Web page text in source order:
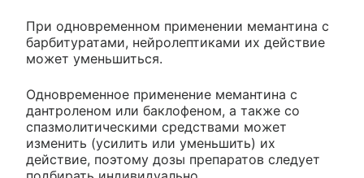
При одновременном применении мемантина с
барбитуратами, нейролептиками их действие
может уменьшиться.
Одновременное применение мемантина с
дантроленом или баклофеном, а также со
спазмолитическими средствами может
изменить (усилить или уменьшить) их
действие, поэтому дозы препаратов следует